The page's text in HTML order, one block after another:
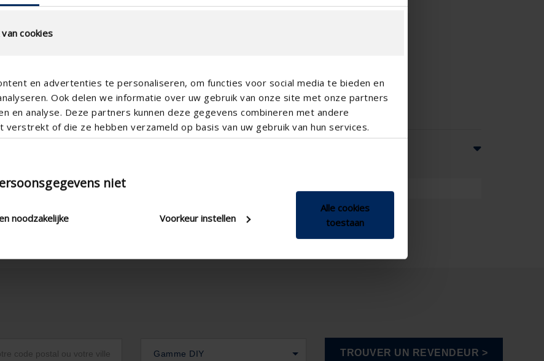
cookies
en advertenties te personaliseren, om functies voor social media te bieden en
Ook delen we informatie over uw gebruik van onze site met onze partners
en analyse. Deze partners kunnen deze gegevens combineren met andere
verstrekt of die ze hebben verzameld op basis van uw gebruik van hun services.
niet
noodzakelijke Voorkeur instellen
Alle cookies
toestaan
Gamme DIY